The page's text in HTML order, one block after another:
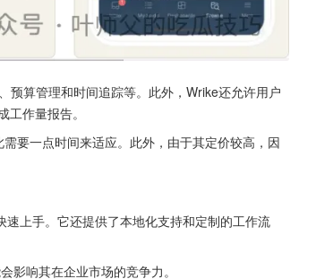
预算管理和时间追踪等。此外，Wrike还允许用户
作量报告。
要一点时间来适应。此外，由于其定价较高，因
上手。它还提供了本地化支持和定制的工作流
响其在企业市场的竞争力。